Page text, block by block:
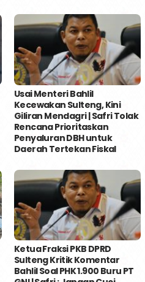
Usai Menteri Bahlil
Kecewakan Sulteng, Kini
Giliran Mendagri | Safri Tolak
Rencana Prioritaskan
Penyaluran DBH untuk
Daerah Tertekan Fiskal
Ketua Fraksi PKB DPRD
Sulteng Kritik Komentar
Bahlil Soal PHK 1.900 Buru PT